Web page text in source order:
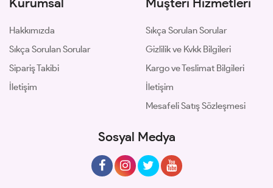
Hakkımızda
Sıkça Sorulan Sorular
Sipariş Takibi
İletişim
Sıkça Sorulan Sorular
Gizlilik ve Kvkk Bilgileri
Kargo ve Teslimat Bilgileri
İletişim
Mesafeli Satış Sözleşmesi
Sosyal Medya